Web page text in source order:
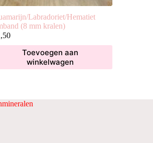
Labradoriet/Hematiet
(8 mm kralen)
Toevoegen aan
winkelwagen